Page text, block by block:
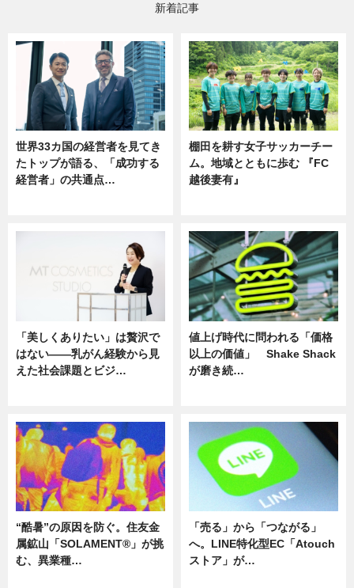
新着記事
世界33カ国の経営者を見てき
たトップが語る、「成功する
経営者」の共通点…
棚田を耕す女子サッカーチー
ム。地域とともに歩む 『FC
越後妻有』
「美しくありたい」は贅沢で
はない――乳がん経験から見
えた社会課題とビジ…
値上げ時代に問われる「価格
以上の価値」 Shake Shack
が磨き続…
“酷暑”の原因を防ぐ。住友金
属鉱山「SOLAMENT®」が挑
む、異業種…
「売る」から「つながる」
へ。LINE特化型EC「Atouch
ストア」が…